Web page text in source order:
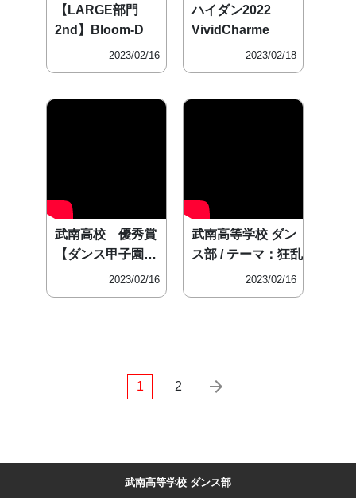
【LARGE部門
2nd】Bloom-D
2023/02/16
ハイダン2022
VividCharme
2023/02/18
武南高校 優秀賞
【ダンス甲子園・
2023/02/16
武南高等学校 ダン
ス部 / テーマ：狂乱
2023/02/16
1 2
武南高等学校 ダンス部